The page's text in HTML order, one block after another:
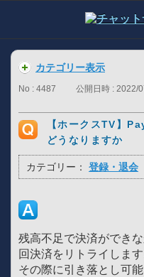
カテゴリー表示
No : 4487 公開日時 : 2022/
【ホークスTV】
どうなりますか
カテゴリー： 登録・退会
残高不足で決済ができ
回決済をリトライします
その際に引き落とし可